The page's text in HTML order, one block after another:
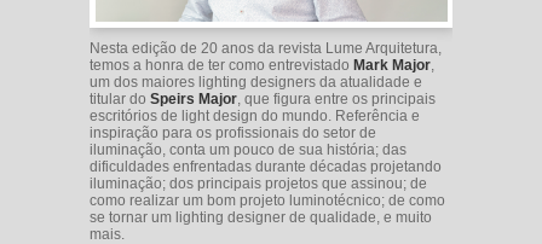
Nesta edição de 20 anos da revista Lume Arquitetura,
temos a honra de ter como entrevistado Mark Major,
um dos maiores lighting designers da atualidade e
titular do Speirs Major, que figura entre os principais
escritórios de light design do mundo. Referência e
inspiração para os profissionais do setor de
iluminação, conta um pouco de sua história; das
dificuldades enfrentadas durante décadas projetando
iluminação; dos principais projetos que assinou; de
como realizar um bom projeto luminotécnico; de como
se tornar um lighting designer de qualidade, e muito
mais.